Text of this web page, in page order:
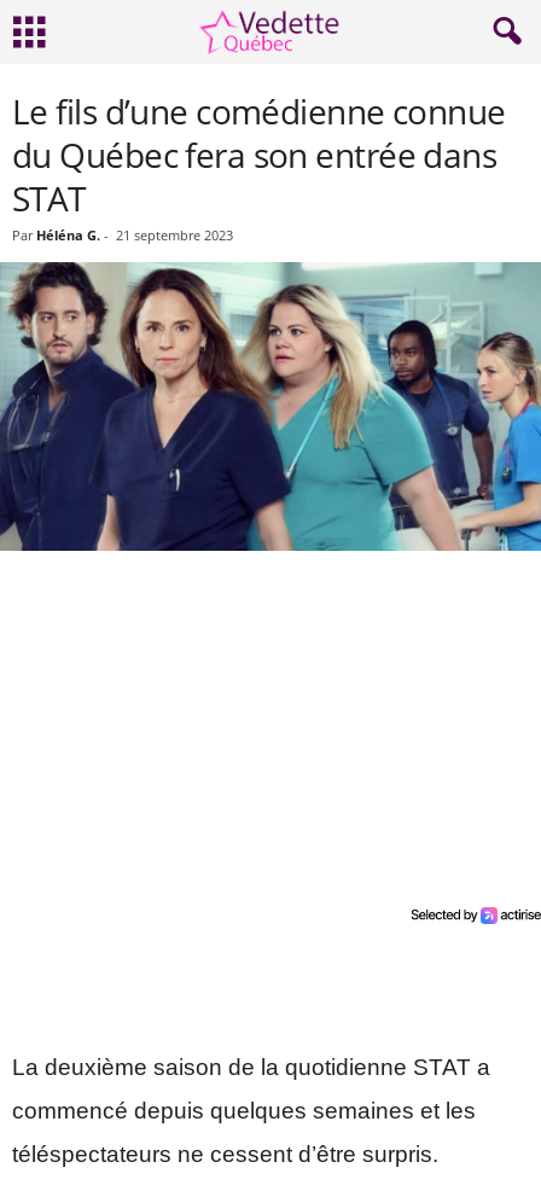
Le fils d’une comédienne connue
du Québec fera son entrée dans
STAT
Par Héléna G. - 21 septembre 2023
La deuxième saison de la quotidienne STAT a
commencé depuis quelques semaines et les
téléspectateurs ne cessent d’être surpris.